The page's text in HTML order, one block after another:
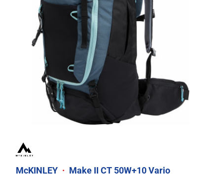
McKINLEY · Make II CT 50W+10 Vario